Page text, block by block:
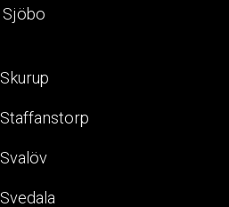
Sjöbo
Skurup
Staffanstorp
Svalöv
Svedala